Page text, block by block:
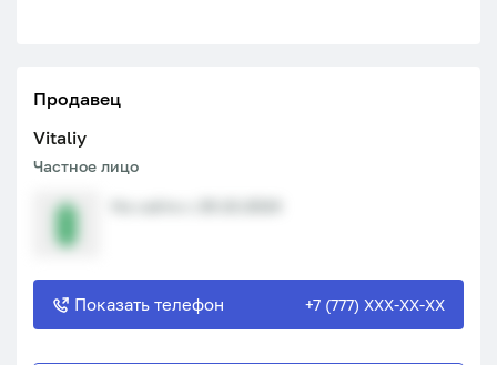
Продавец
Vitaliy
Частное лицо
Показать телефон +7 (777) XXX-XX-XX